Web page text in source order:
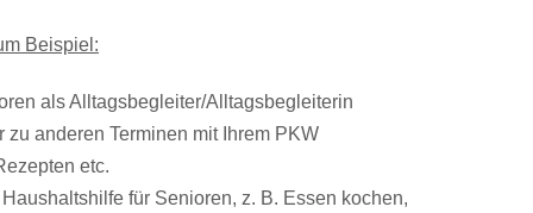
Beispiel:
als Alltagsbegleiter/Alltagsbegleiterin
zu anderen Terminen mit Ihrem PKW
etc.
für Senioren, z. B. Essen kochen,